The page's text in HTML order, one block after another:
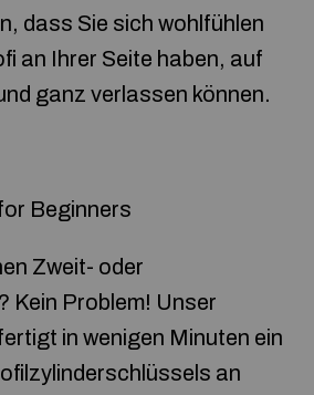
dass Sie sich wohlfühlen
an Ihrer Seite haben, auf
ganz verlassen können.
Beginners
Zweit- oder
Kein Problem! Unser
in wenigen Minuten ein
an